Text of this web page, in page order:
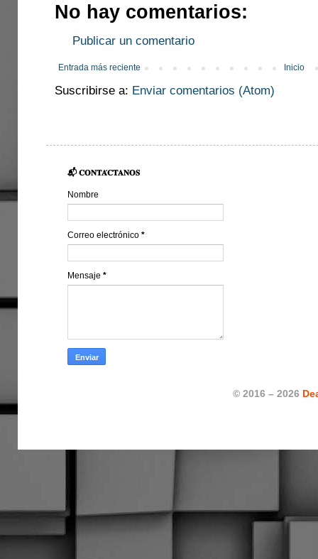
No hay comentarios:
Publicar un comentario
Entrada más reciente Inicio
Suscribirse a: Enviar comentarios (Atom)
📬 𝐂𝐎𝐍𝐓𝐀́𝐂𝐓𝐀𝐍𝐎𝐒
Nombre
Correo electrónico *
Mensaje *
© 2016 – 2026